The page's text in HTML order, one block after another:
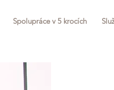
Spolupráce v 5 krocích